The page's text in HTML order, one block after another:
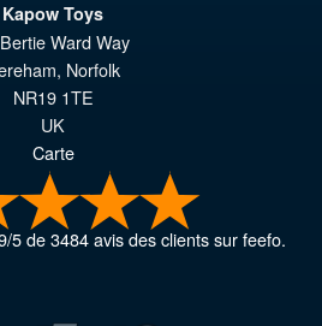
Kapow Toys
Ward Way
, Norfolk
NR19 1TE
UK
Carte
/5de3484avis des clients sur feefo.